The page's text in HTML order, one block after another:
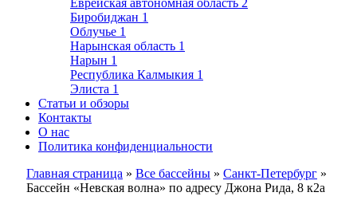
Еврейская автономная область 2
Биробиджан 1
Облучье 1
Нарынская область 1
Нарын 1
Республика Калмыкия 1
Элиста 1
Статьи и обзоры
Контакты
О нас
Политика конфиденциальности
Главная страница » Все бассейны » Санкт-Петербург »
Бассейн «Невская волна» по адресу Джона Рида, 8 к2а